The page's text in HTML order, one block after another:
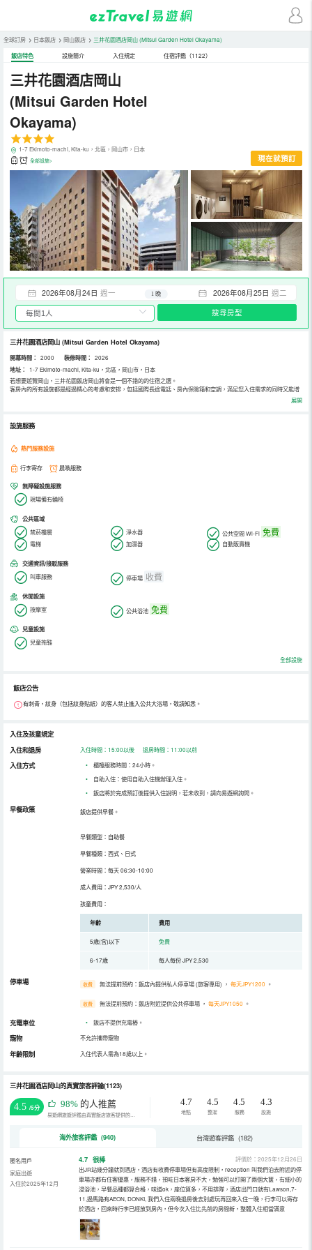
全球訂房 > 日本飯店 > 岡山飯店 > 三井花園酒店岡山(Mitsui Garden Hotel Okayama)
飯店特色 設施簡介 入住規定 住宿評鑑（1122）
三井花園酒店岡山
(Mitsui Garden Hotel
Okayama)
1-7 Ekimoto-machi, Kita-ku，北區，岡山市，日本
全部設施> 現在就預訂
2026年08月24日 週一 2026年08月25日 週二
1 晚
搜尋房型
三井花園酒店岡山 (Mitsui Garden Hotel Okayama)
開幕時間： 2000 裝修時間： 2026
地址：
1-7 Ekimoto-machi, Kita-ku，北區，岡山市，日本
若想要遊覽岡山，三井花園飯店岡山將會是一個不錯的的住宿之選。
客房內的所有設施都是經過精心的考慮和安排，包括國際長途電話、房內保險箱和空調，滿足您入住需求的同時又能增
添家的溫馨感。電熱水壺和使用，便捷的客房設施定能讓您倍感舒適。除此之外，配備有拖鞋、24小時熱水和浴缸的浴
室是您消除一天疲勞的好地方。。在空閒的時候，去大堂吧喝杯飲品放鬆一下是不錯的選擇。除此之外，我們還為您精
展開
設施服務
熱門服務設施
行李寄存 晨喚服務
無障礙設施服務
現場備有輪椅
公共區域
禁菸樓層 淨水器 公共空間 Wi-Fi 免費
電梯 加濕器 自動販賣機
交通資訊/接駁服務
叫車服務 停車場 收費
休閒設施
按摩室 公共浴池 免費
兒童設施
兒童拖鞋
全部設施
飯店公告
有刺青，紋身（包括紋身貼紙）的客人禁止進入公共大浴場，敬請知悉。
入住及孩童規定
入住和退房
入住時間：15:00以後 退房時間：11:00以前
入住方式 •
櫃檯服務時間：24小時。
•
自助入住：使用自助入住機辦理入住。
•
飯店將於完成預訂後提供入住說明，若未收到，請向易遊網詢問。
早餐政策 飯店提供早餐。
早餐類型：自助餐
早餐種類：西式、日式
營業時間：每天 06:30-10:00
成人費用：JPY 2,530/人
孩童費用：
年齡 費用
5歲(含)以下 免費
6-17歲 每人每份 JPY 2,530
停車場 收費 無法提前預約：飯店內提供私人停車場 (旅客專用) ， 每天JPY1200 。
收費 無法提前預約：飯店附近提供公共停車場 ， 每天JPY1050 。
充電車位 • 飯店不提供充電樁。
寵物 不允許攜帶寵物
年齡限制 入住代表人需為18歲以上。
三井花園酒店岡山的真實旅客評論(1123)
4.5 /5分 98% 的人推薦
易遊網旅遊評鑑由真實飯店旅客提供的評鑑。
4.7
地點
4.5
整潔
4.5
服務
4.3
設施
海外旅客評鑑 (940) 台灣遊客評鑑 (182)
匿名用戶
家庭出遊
入住於2025年12月
4.7 很棒
評價於：2025年12月26日
出JR站幾分鐘就到酒店，酒店有收費停車場但有高度限制，reception 叫我們泊去附近的停
車場亦都有住客優惠，服務不錯，預咗日本客房不大，勉強可以打開了兩個大篋，有細小的
浸浴池，早餐品種都算合格，味道ok，座位算多，不用排隊，酒店出門口就有Lawson,7-
11,過馬路有AEON, DONKI, 我們入住兩晚退房後去別處玩再回來入住一晚，行李可以寄存
於酒店，回來時行李已經放到房內，但今次入住比先前的房間新，整體入住相當滿意